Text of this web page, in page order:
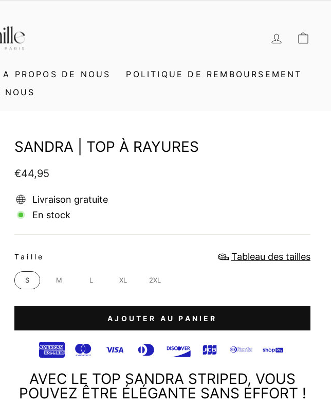
SE
A PROPOS DE NOUS
POLITIQUE DE REMBOURSEMENT
NOUS
SANDRA | TOP À RAYURES
Prix
€44,95
Livraison gratuite
En stock
Taille Tableau des tailles
S M L XL 2XL
AJOUTER AU PANIER
AVEC LE TOP SANDRA STRIPED, VOUS
POUVEZ ÊTRE ÉLÉGANTE SANS EFFORT !